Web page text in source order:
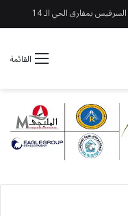
بمفارق الحي الـ 14
القائمة